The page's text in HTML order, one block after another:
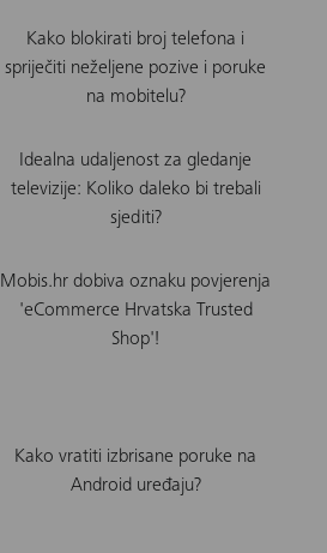
Kako blokirati broj telefona i
spriječiti neželjene pozive i poruke
na mobitelu?
Idealna udaljenost za gledanje
televizije: Koliko daleko bi trebali
sjediti?
Mobis.hr dobiva oznaku povjerenja
'eCommerce Hrvatska Trusted
Shop'!
Kako vratiti izbrisane poruke na
Android uređaju?